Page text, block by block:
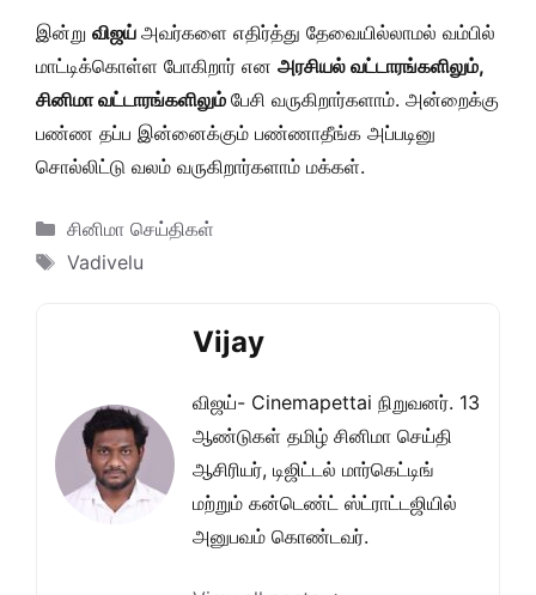
இன்று விஜய் அவர்களை எதிர்த்து தேவையில்லாமல் வம்பில்
மாட்டிக்கொள்ள போகிறார் என அரசியல் வட்டாரங்களிலும்,
சினிமா வட்டாரங்களிலும் பேசி வருகிறார்களாம். அன்றைக்கு
பண்ண தப்ப இன்னைக்கும் பண்ணாதீங்க அப்படினு
சொல்லிட்டு வலம் வருகிறார்களாம் மக்கள்.
Categories
சினிமா செய்திகள்
Tags
Vadivelu
Vijay
விஜய்- Cinemapettai நிறுவனர். 13
ஆண்டுகள் தமிழ் சினிமா செய்தி
ஆசிரியர், டிஜிட்டல் மார்கெட்டிங்
மற்றும் கன்டெண்ட் ஸ்ட்ராட்டஜியில்
அனுபவம் கொண்டவர்.